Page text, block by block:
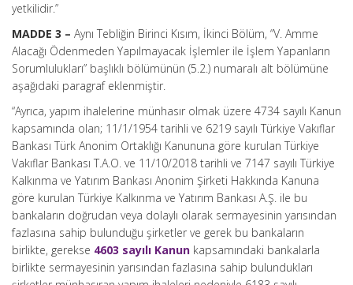
yetkilidir.”
MADDE 3 – Aynı Tebliğin Birinci Kısım, İkinci Bölüm, “V. Amme
Alacağı Ödenmeden Yapılmayacak İşlemler ile İşlem Yapanların
Sorumlulukları” başlıklı bölümünün (5.2.) numaralı alt bölümüne
aşağıdaki paragraf eklenmiştir.
“Ayrıca, yapım ihalelerine münhasır olmak üzere 4734 sayılı Kanun
kapsamında olan; 11/1/1954 tarihli ve 6219 sayılı Türkiye Vakıflar
Bankası Türk Anonim Ortaklığı Kanununa göre kurulan Türkiye
Vakıflar Bankası T.A.O. ve 11/10/2018 tarihli ve 7147 sayılı Türkiye
Kalkınma ve Yatırım Bankası Anonim Şirketi Hakkında Kanuna
göre kurulan Türkiye Kalkınma ve Yatırım Bankası A.Ş. ile bu
bankaların doğrudan veya dolaylı olarak sermayesinin yarısından
fazlasına sahip bulunduğu şirketler ve gerek bu bankaların
birlikte, gerekse 4603 sayılı Kanun kapsamındaki bankalarla
birlikte sermayesinin yarısından fazlasına sahip bulundukları